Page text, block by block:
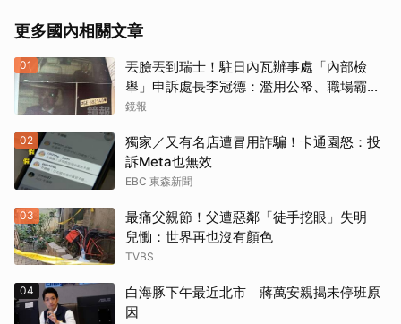
更多國內相關文章
01
丟臉丟到瑞士！駐日內瓦辦事處「內部檢
舉」申訴處長李冠德：濫用公帑、職場霸
凌、超速仔拒繳罰單 外交部要查了
鏡報
02
獨家／又有名店遭冒用詐騙！卡通園怒：投
訴Meta也無效
EBC 東森新聞
03
最痛父親節！父遭惡鄰「徒手挖眼」失明
兒慟：世界再也沒有顏色
TVBS
04
白海豚下午最近北市 蔣萬安親揭未停班原
因